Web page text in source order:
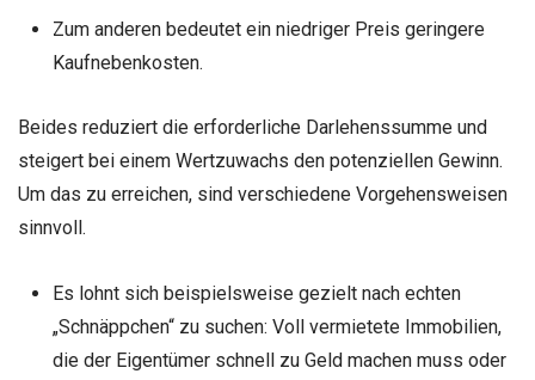
Zum anderen bedeutet ein niedriger Preis geringere
Kaufnebenkosten.
Beides reduziert die erforderliche Darlehenssumme und
steigert bei einem Wertzuwachs den potenziellen Gewinn.
Um das zu erreichen, sind verschiedene Vorgehensweisen
sinnvoll.
Es lohnt sich beispielsweise gezielt nach echten
„Schnäppchen“ zu suchen: Voll vermietete Immobilien,
die der Eigentümer schnell zu Geld machen muss oder